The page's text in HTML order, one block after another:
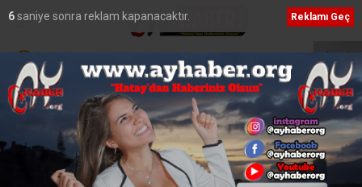
Çimento ve Pure Energy’den Stratejik Ortaklık
5saniye sonra reklam kapanacaktır. Reklamı Geç